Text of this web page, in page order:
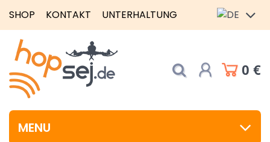
SHOP KONTAKT UNTERHALTUNG
0 €
MENU